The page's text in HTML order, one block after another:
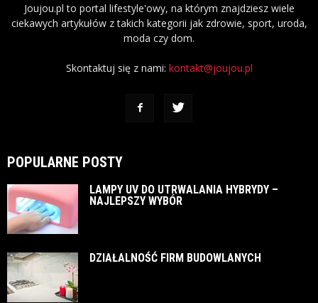
Joujou.pl to portal lifestyle'owy, na którym znajdziesz wiele
ciekawych artykułów z takich kategorii jak zdrowie, sport, uroda,
moda czy dom.
Skontaktuj się z nami: kontakt@joujou.pl
POPULARNE POSTY
LAMPY UV DO UTRWALANIA HYBRYDY –
NAJLEPSZY WYBÓR
DZIAŁALNOŚĆ FIRM BUDOWLANYCH